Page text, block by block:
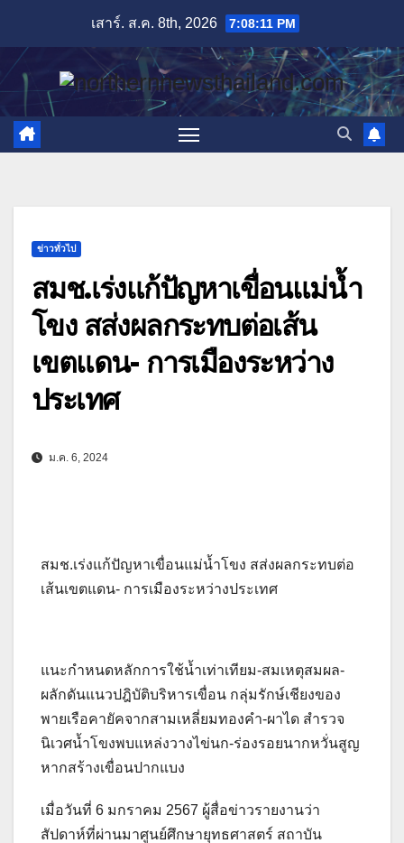
content
เสาร์. ส.ค. 8th, 2026 7:08:12 PM
ข่าวทั่วไป
สมช.เร่งแก้ปัญหาเขื่อนแม่น้ำ
โขง สส่งผลกระทบต่อเส้น
เขตแดน- การเมืองระหว่าง
ประเทศ
ม.ค. 6, 2024
สมช.เร่งแก้ปัญหาเขื่อนแม่น้ำโขง สส่งผลกระทบต่อ
เส้นเขตแดน- การเมืองระหว่างประเทศ
แนะกำหนดหลักการใช้น้ำเท่าเทียม-สมเหตุสมผล-
ผลักดันแนวปฎิบัติบริหารเขื่อน กลุ่มรักษ์เชียงของ
พายเรือคายัคจากสามเหลี่ยมทองคำ-ผาได สำรวจ
นิเวศน้ำโขงพบแหล่งวางไข่นก-ร่องรอยนากหวั่นสูญ
หากสร้างเขื่อนปากแบง
เมื่อวันที่ 6 มกราคม 2567 ผู้สื่อข่าวรายงานว่า
สัปดาห์ที่ผ่านมาศูนย์ศึกษายุทธศาสตร์ สถาบัน